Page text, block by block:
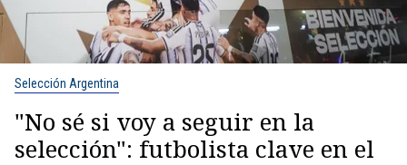
Selección Argentina
"No sé si voy a seguir en la
selección": futbolista clave en el